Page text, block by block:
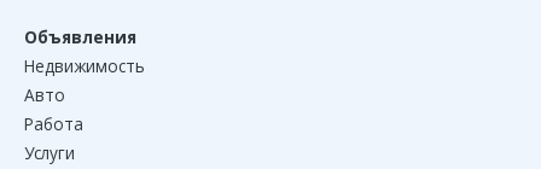
Объявления
Недвижимость
Авто
Работа
Услуги